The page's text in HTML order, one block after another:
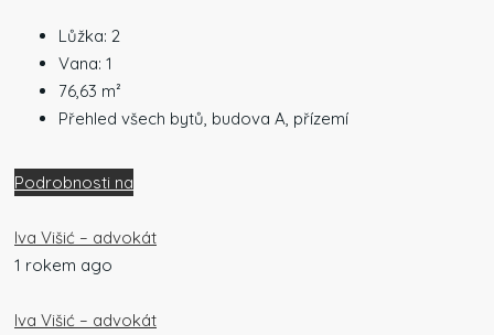
Lůžka: 2
Vana: 1
76,63 m²
Přehled všech bytů, budova A, přízemí
Podrobnosti na
Iva Višić – advokát
1 rokem ago
Iva Višić – advokát